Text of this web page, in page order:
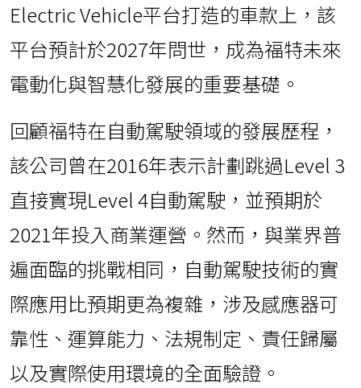
Electric Vehicle平台打造的車款上，該
平台預計於2027年問世，成為福特未來
電動化與智慧化發展的重要基礎。
回顧福特在自動駕駛領域的發展歷程，
該公司曾在2016年表示計劃跳過Level 3
直接實現Level 4自動駕駛，並預期於
2021年投入商業運營。然而，與業界普
遍面臨的挑戰相同，自動駕駛技術的實
際應用比預期更為複雜，涉及感應器可
靠性、運算能力、法規制定、責任歸屬
以及實際使用環境的全面驗證。